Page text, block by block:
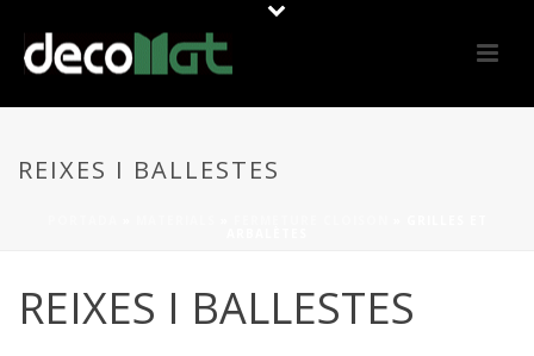
REIXES I BALLESTES
REIXES I BALLESTES